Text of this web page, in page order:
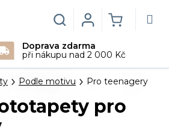
Doprava zdarma
při nákupu nad 2 000 Kč
Hledat
KOŠÍK
Login
Podle motivu Pro teenagery
pro